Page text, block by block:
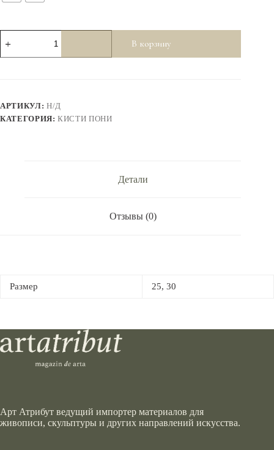
товара
Кисти
В корзину
АРТИКУЛ: Н/Д
КАТЕГОРИЯ:КИСТИ ПОНИ
Детали
Отзывы (0)
Размер 25, 30
Арт Атрибут ведущий импортер материалов для
живописи, скульптуры и других направлений искусства.